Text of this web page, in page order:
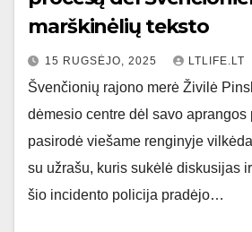
marškinėlių teksto
15 RUGSĖJO, 2025 LTLIFE.LT
Švenčionių rajono merė Živilė
dėmesio centre dėl savo aprangos
pasirodė viešame renginyje
su užrašu, kuris sukėlė diskusijas
šio incidento policija pradėjo…